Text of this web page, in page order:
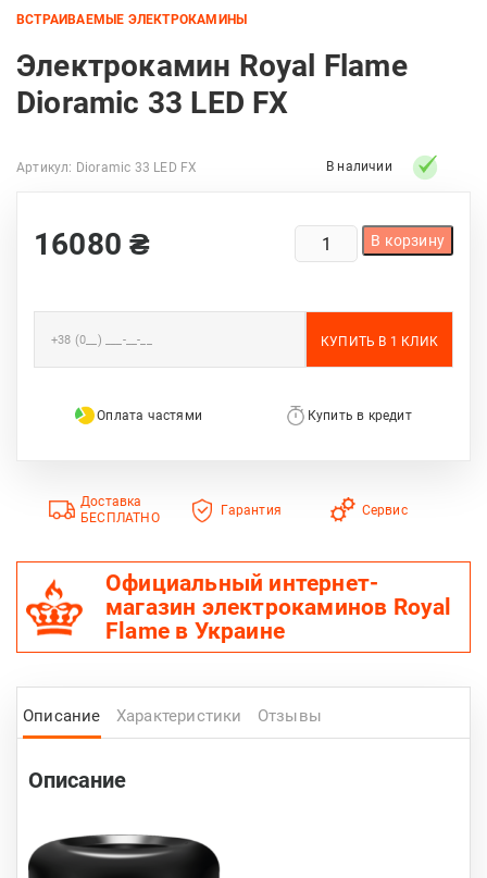
ВСТРАИВАЕМЫЕ ЭЛЕКТРОКАМИНЫ
Электрокамин Royal Flame
Dioramic 33 LED FX
Артикул: Dioramic 33 LED FX В наличии
16080₴
КОЛИЧЕСТВО
ТОВАРА
ROYAL
FLAME
LED
FX
В корзину
Оплата частями Купить в кредит
Доставка
БЕСПЛАТНО
Гарантия Сервис
Официальный интернет-
магазин электрокаминов Royal
Flame в Украине
Описание Характеристики Отзывы
Описание